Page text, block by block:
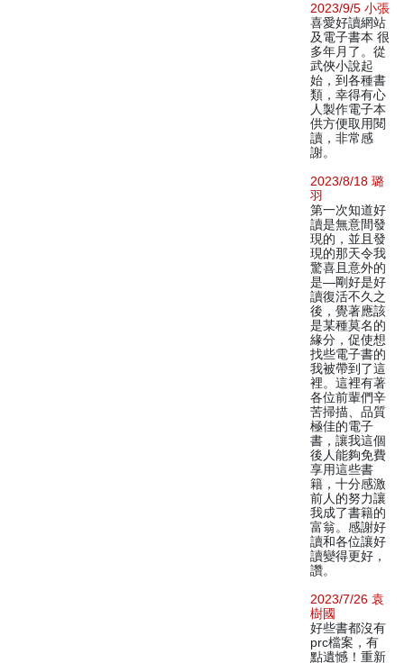
2023/9/5 小張
喜愛好讀網站
及電子書本 很
多年月了。從
武俠小說起
始，到各種書
類，幸得有心
人製作電子本
供方便取用閱
讀，非常感
謝。
2023/8/18 璐
羽
第一次知道好
讀是無意間發
現的，並且發
現的那天令我
驚喜且意外的
是—剛好是好
讀復活不久之
後，覺著應該
是某種莫名的
緣分，促使想
找些電子書的
我被帶到了這
裡。這裡有著
各位前輩們辛
苦掃描、品質
極佳的電子
書，讓我這個
後人能夠免費
享用這些書
籍，十分感激
前人的努力讓
我成了書籍的
富翁。感謝好
讀和各位讓好
讀變得更好，
讚。
2023/7/26 袁
樹國
好些書都沒有
prc檔案，有
點遺憾！重新